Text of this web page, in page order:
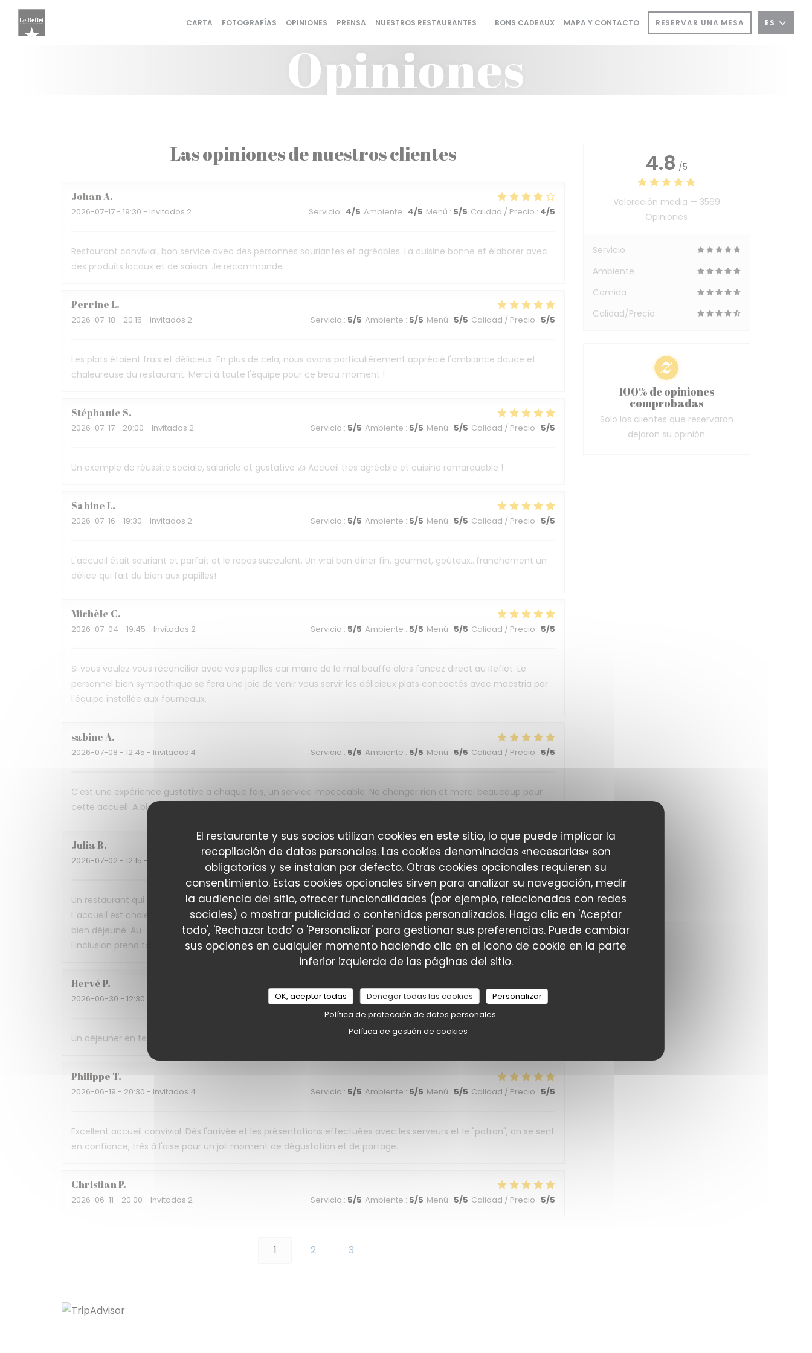
Personalización de sus opciones de cookies
El restaurante y sus socios utilizan cookies en este sitio, lo que puede implicar la
recopilación de datos personales. Las cookies denominadas «necesarias» son
obligatorias y se instalan por defecto. Otras cookies opcionales requieren su
consentimiento. Estas cookies opcionales sirven para analizar su navegación, medir
la audiencia del sitio, ofrecer funcionalidades (por ejemplo, relacionadas con redes
sociales) o mostrar publicidad o contenidos personalizados. Haga clic en 'Aceptar
todo', 'Rechazar todo' o 'Personalizar' para gestionar sus preferencias. Puede cambiar
sus opciones en cualquier momento haciendo clic en el icono de cookie en la parte
inferior izquierda de las páginas del sitio.
OK, aceptar todas Denegar todas las cookies
Personalizar
Política de protección de datos personales
Política de gestión de cookies
CARTA FOTOGRAFÍAS OPINIONES PRENSA NUESTROS RESTAURANTES
((ABRE EN UNA NUEVA VENTANA))
BONS CADEAUX((ABRE EN UNA NUEVA VENTANA))
MAPA Y CONTACTO RESERVAR UNA MESA ES
Opiniones
Las opiniones de nuestros clientes
JohanA
2026-07-17 - 19:30 - Invitados 2 Servicio : 4/5 Ambiente : 4/5 Menú : 5/5 Calidad / Precio : 4/5
Restaurant convivial, bon service avec des personnes souriantes et agréables. La cuisine bonne et élaborer avec
des produits locaux et de saison. Je recommande
PerrineL
2026-07-18 - 20:15 - Invitados 2 Servicio : 5/5 Ambiente : 5/5 Menú : 5/5 Calidad / Precio : 5/5
Les plats étaient frais et délicieux. En plus de cela, nous avons particulièrement apprécié l'ambiance douce et
chaleureuse du restaurant. Merci à toute l'équipe pour ce beau moment !
Stéphanie S
2026-07-17 - 20:00 - Invitados 2 Servicio : 5/5 Ambiente : 5/5 Menú : 5/5 Calidad / Precio : 5/5
Un exemple de réussite sociale, salariale et gustative 👍 Accueil tres agréable et cuisine remarquable !
SabineL
2026-07-16 - 19:30 - Invitados 2 Servicio : 5/5 Ambiente : 5/5 Menú : 5/5 Calidad / Precio : 5/5
L'accueil était souriant et parfait et le repas succulent. Un vrai bon dîner fin, gourmet, goûteux...franchement un
délice qui fait du bien aux papilles!
Michèle C
2026-07-04 - 19:45 - Invitados 2 Servicio : 5/5 Ambiente : 5/5 Menú : 5/5 Calidad / Precio : 5/5
Si vous voulez vous réconcilier avec vos papilles car marre de la mal bouffe alors foncez direct au Reflet. Le
personnel bien sympathique se fera une joie de venir vous servir les délicieux plats concoctés avec maestria par
l'équipe installée aux fourneaux.
sabineA
2026-07-08 - 12:45 - Invitados 4 Servicio : 5/5 Ambiente : 5/5 Menú : 5/5 Calidad / Precio : 5/5
C'est une expérience gustative a chaque fois, un service impeccable. Ne changer rien et merci beaucoup pour
cette accueil. A bientôt
JuliaB
2026-07-02 - 12:15 - Invitados 4 Servicio Ambiente 5 /5 /5 Calidad / Precio
Un restaurant qui prouve qu'on peut allier gastronomie, convivialité et inclusion avec beaucoup de réussite !
L'accueil est chaleureux, le service attentionné et réalisé avec beaucoup de professionnalisme. Nous avons très
bien déjeuné. Au-delà de la qualité de la cuisine, c'est aussi un établissement porteur de belles valeurs, où
l'inclusion prend tout son sens. Une très belle adresse que je recommande sans hésiter !
HervéP
2026-06-30 - 12:30 - Invitados 3 Servicio: Ambiente:5/5 Menú:5/5 Calidad / Precio:5
Un déjeuner en terrasse ombragée, une cuisine de qualité servie par une belle équipe et un patron très attentif
Philippe T
2026-06-19 - 20:30 - Invitados 4 Servicio : 5/5 Ambiente : 5/5 Menú : 5/5 Calidad / Precio : 5/5
Excellent accueil convivial. Dès l'arrivée et les présentations effectuées avec les serveurs et le "patron", on se sent
en confiance, très à l'aise pour un joli moment de dégustation et de partage.
ChristianP
2026-06-11 - 20:00 - Invitados 2 Servicio : 5/5 Ambiente : 5/5 Menú : 5/5 Calidad / Precio : 5/5
1 2 3
4.8 /5
Valoración media — 3569
Opiniones
Servicio
Ambiente
Comida
Calidad/Precio
100% de opiniones
comprobadas
Solo los clientes que reservaron
dejaron su opinión